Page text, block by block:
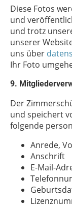
Diese Fotos
und
und trotz
unserer
uns über
Ihr Foto
9.
Der
und speichert
folgende
Anrede,
Anschrift
E-Mail-